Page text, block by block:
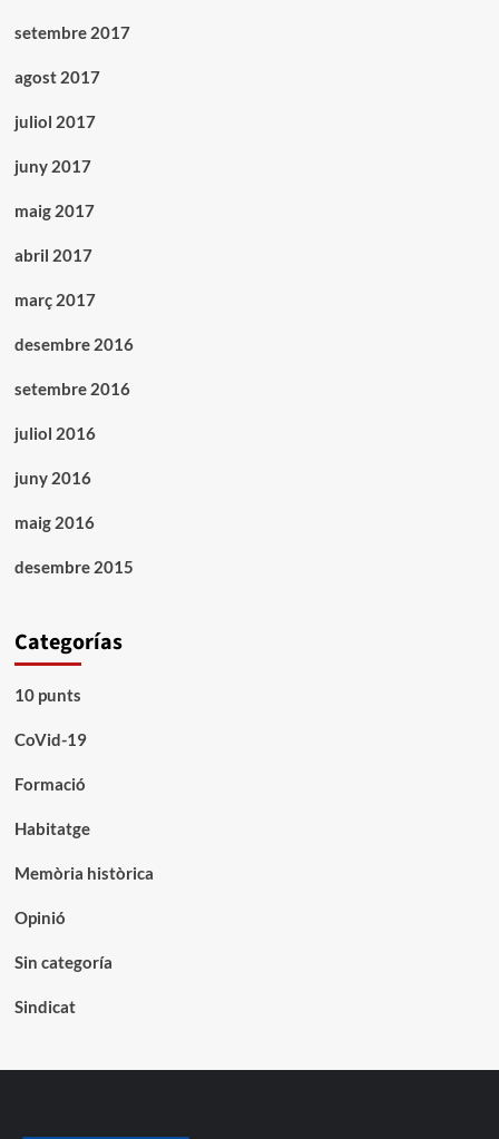
setembre 2017
agost 2017
juliol 2017
juny 2017
maig 2017
abril 2017
març 2017
desembre 2016
setembre 2016
juliol 2016
juny 2016
maig 2016
desembre 2015
Categorías
10 punts
CoVid-19
Formació
Habitatge
Memòria històrica
Opinió
Sin categoría
Sindicat